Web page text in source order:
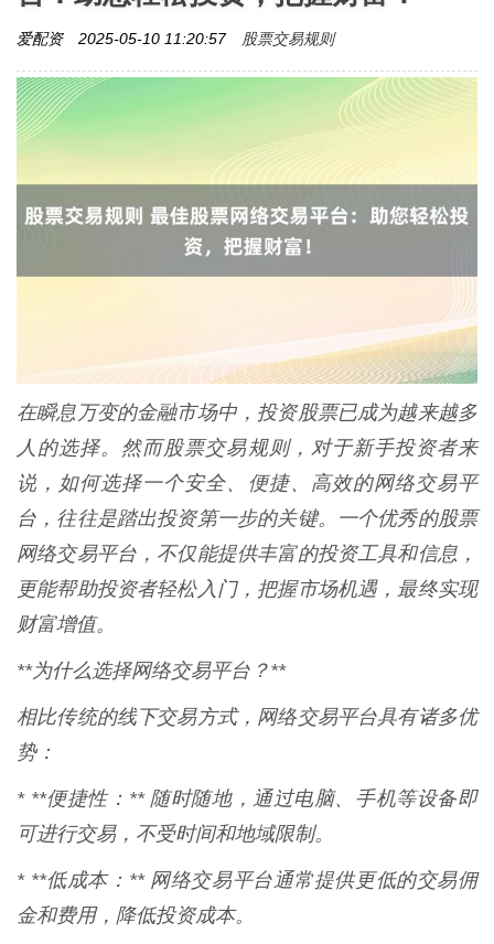
爱配资 2025-05-10 11:20:57 股票交易规则
在瞬息万变的金融市场中，投资股票已成为越来越多
人的选择。然而股票交易规则，对于新手投资者来
说，如何选择一个安全、便捷、高效的网络交易平
台，往往是踏出投资第一步的关键。一个优秀的股票
网络交易平台，不仅能提供丰富的投资工具和信息，
更能帮助投资者轻松入门，把握市场机遇，最终实现
财富增值。
**为什么选择网络交易平台？**
相比传统的线下交易方式，网络交易平台具有诸多优
势：
* **便捷性：** 随时随地，通过电脑、手机等设备即
可进行交易，不受时间和地域限制。
* **低成本：** 网络交易平台通常提供更低的交易佣
金和费用，降低投资成本。